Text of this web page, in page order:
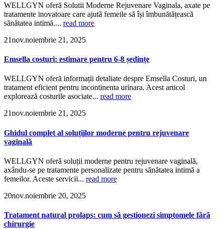
WELLGYN oferă Solutii Moderne Rejuvenare Vaginala, axate pe
tratamente inovatoare care ajută femeile să își îmbunătățească
sănătatea intimă.... read more
21nov.noiembrie 21, 2025
Emsella costuri: estimare pentru 6-8 ședințe
WELLGYN oferă informații detaliate despre Emsella Costuri, un
tratament eficient pentru incontinenta urinara. Acest articol
explorează costurile asociate... read more
21nov.noiembrie 21, 2025
Ghidul complet al soluțiilor moderne pentru rejuvenare
vaginală
WELLGYN oferă soluții moderne pentru rejuvenare vaginală,
axându-se pe tratamente personalizate pentru sănătatea intimă a
femeilor. Aceste servicii... read more
20nov.noiembrie 20, 2025
Tratament natural prolaps: cum să gestionezi simptomele fără
chirurgie